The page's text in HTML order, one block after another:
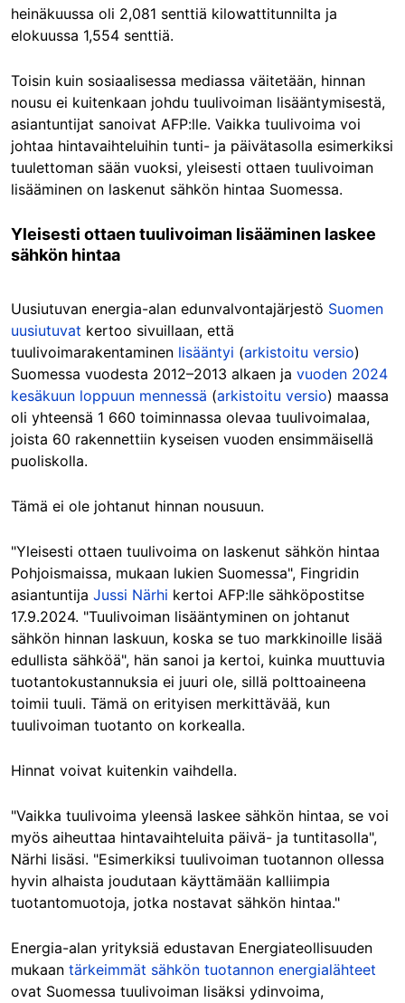
heinäkuussa oli 2,081 senttiä kilowattitunnilta ja
elokuussa 1,554 senttiä.
Toisin kuin sosiaalisessa mediassa väitetään, hinnan
nousu ei kuitenkaan johdu tuulivoiman lisääntymisestä,
asiantuntijat sanoivat AFP:lle. Vaikka tuulivoima voi
johtaa hintavaihteluihin tunti- ja päivätasolla esimerkiksi
tuulettoman sään vuoksi, yleisesti ottaen tuulivoiman
lisääminen on laskenut sähkön hintaa Suomessa.
Yleisesti ottaen tuulivoiman lisääminen laskee
sähkön hintaa
Uusiutuvan energia-alan edunvalvontajärjestö Suomen
uusiutuvat kertoo sivuillaan, että
tuulivoimarakentaminen lisääntyi (arkistoitu versio)
Suomessa vuodesta 2012–2013 alkaen ja vuoden 2024
kesäkuun loppuun mennessä (arkistoitu versio) maassa
oli yhteensä 1 660 toiminnassa olevaa tuulivoimalaa,
joista 60 rakennettiin kyseisen vuoden ensimmäisellä
puoliskolla.
Tämä ei ole johtanut hinnan nousuun.
"Yleisesti ottaen tuulivoima on laskenut sähkön hintaa
Pohjoismaissa, mukaan lukien Suomessa", Fingridin
asiantuntija Jussi Närhi kertoi AFP:lle sähköpostitse
17.9.2024. "Tuulivoiman lisääntyminen on johtanut
sähkön hinnan laskuun, koska se tuo markkinoille lisää
edullista sähköä", hän sanoi ja kertoi, kuinka muuttuvia
tuotantokustannuksia ei juuri ole, sillä polttoaineena
toimii tuuli. Tämä on erityisen merkittävää, kun
tuulivoiman tuotanto on korkealla.
Hinnat voivat kuitenkin vaihdella.
"Vaikka tuulivoima yleensä laskee sähkön hintaa, se voi
myös aiheuttaa hintavaihteluita päivä- ja tuntitasolla",
Närhi lisäsi. "Esimerkiksi tuulivoiman tuotannon ollessa
hyvin alhaista joudutaan käyttämään kalliimpia
tuotantomuotoja, jotka nostavat sähkön hintaa."
Energia-alan yrityksiä edustavan Energiateollisuuden
mukaan tärkeimmät sähkön tuotannon energialähteet
ovat Suomessa tuulivoiman lisäksi ydinvoima,